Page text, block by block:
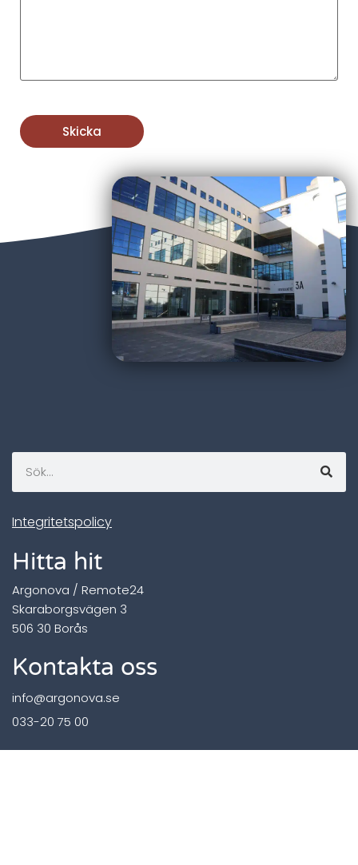
Hitta hit
Argonova / Remote24
Skaraborgsvägen 3
506 30 Borås
Kontakta oss
info@argonova.se
033-20 75 00
Integritetspolicy